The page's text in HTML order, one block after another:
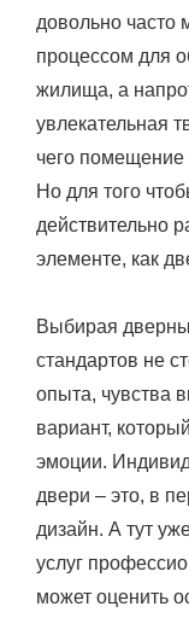
довольно часто
процессом для
жилища, а
увлекательная
чего
Но для того
действительно
элементе, как
Выбирая
стандартов не
опыта, чувства
вариант,
эмоции.
двери – это, в
дизайн. А тут
услуг
может оценить